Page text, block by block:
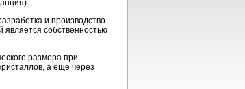
и производство
собственностью
размера при
а еще через